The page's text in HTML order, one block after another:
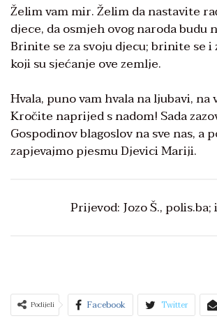
Želim vam mir. Želim da nastavite
djece, da osmjeh ovog naroda budu
Brinite se za svoju djecu; brinite se i
koji su sjećanje ove zemlje.
Hvala, puno vam hvala na ljubavi, na
Kročite naprijed s nadom! Sada
Gospodinov blagoslov na sve nas, a
zapjevajmo pjesmu Djevici Mariji.
Prijevod: Jozo Š., polis.ba;
Podijeli Facebook Twitter